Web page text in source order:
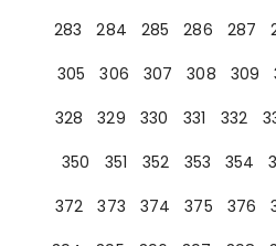
283
284 285 286 287
305
306 307 308 309
328
329 330 331 332
350
351 352 353 354
372
373 374 375 376